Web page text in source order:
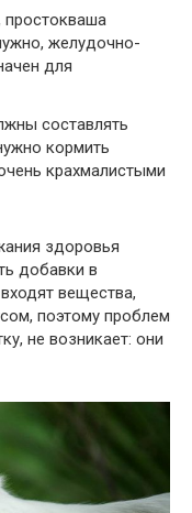
простокваша
желудочно-
для
составлять
кормить
крахмалистыми
здоровья
добавки в
вещества,
поэтому проблем
не возникает: они